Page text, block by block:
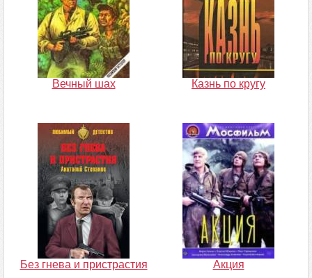
Вечный шах Казнь по кругу
Без гнева и пристрастия Акция